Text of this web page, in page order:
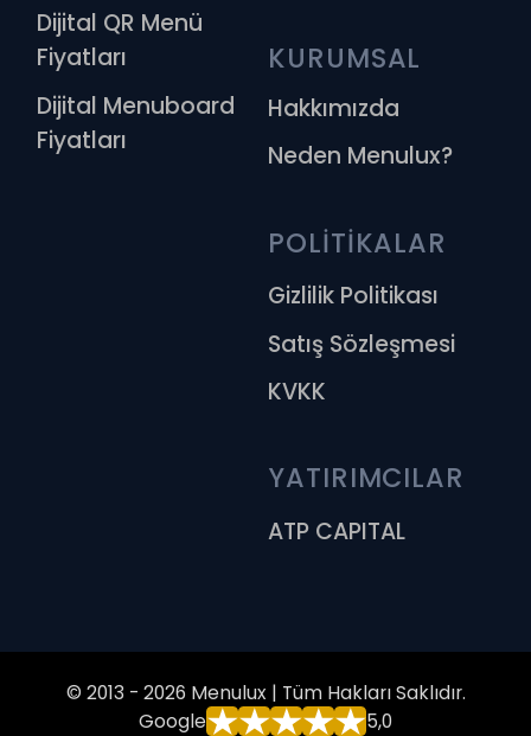
Dijital QR Menü
Fiyatları
Dijital Menuboard
Fiyatları
KURUMSAL
Hakkımızda
Neden Menulux?
POLİTİKALAR
Gizlilik Politikası
Satış Sözleşmesi
KVKK
YATIRIMCILAR
ATP CAPITAL
© 2013 - 2026 Menulux | Tüm Hakları Saklıdır.
Google
5,0